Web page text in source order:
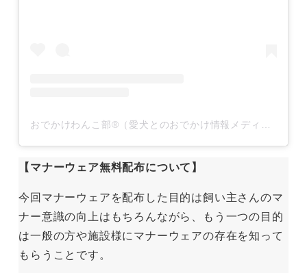
【マナーウェア無料配布について】
今回マナーウェアを配布した目的は飼い主さんのマ
ナー意識の向上はもちろんながら、もう一つの目的
は一般の方や施設様にマナーウェアの存在を知って
もらうことです。